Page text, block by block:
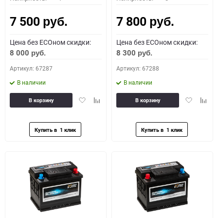
7 500 руб.
Цена без ECOном скидки:
8 000 руб.
Артикул: 67287
В наличии
ДобавитьДобавить
В корзину
7 800 руб.
Цена без ECOном скидки:
8 300 руб.
Артикул: 67288
В наличии
Добавить
В корзину